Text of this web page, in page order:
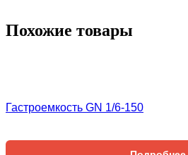
Похожие товары
Гастроемкость GN 1/6-150